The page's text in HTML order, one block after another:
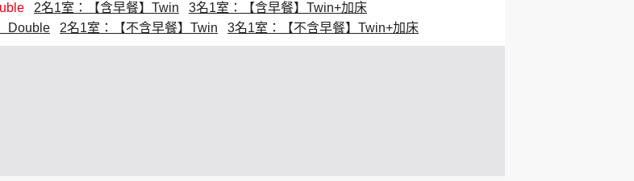
2名1室：【含早餐】Twin
3名1室：【含早餐】Twin+加床
Double 2名1室：【不含早餐】Twin 3名1室：【不含早餐】Twin+加床